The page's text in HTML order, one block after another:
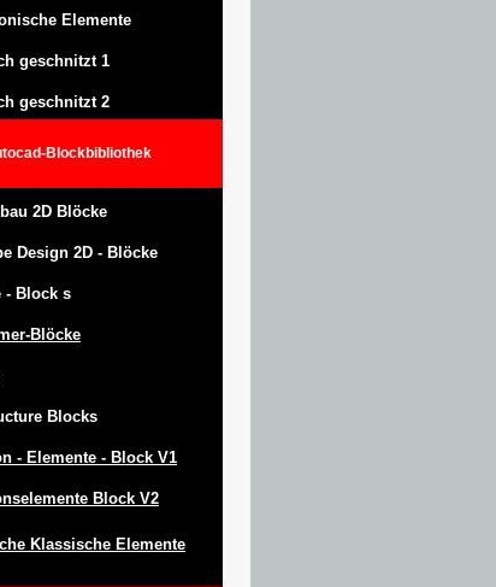
Elemente
geschnitzt 1
geschnitzt 2
Blockbibliothek
2D Blöcke
Design 2D - Blöcke
- Block s
Blöcke
Blocks
- Elemente - Block V1
Block V2
Klassische Elemente